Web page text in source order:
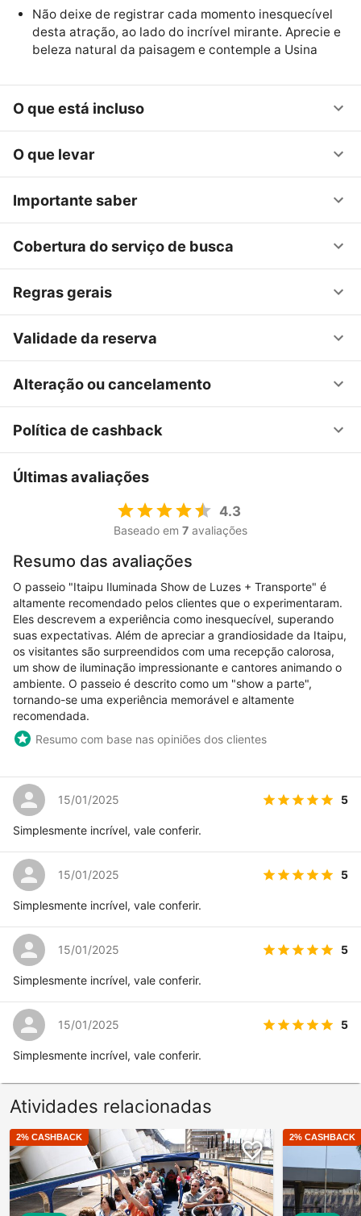
Não deixe de registrar cada momento inesquecível
desta atração, ao lado do incrível mirante. Aprecie e
beleza natural da paisagem e contemple a Usina
O que está incluso
O que levar
Importante saber
Cobertura do serviço de busca
Regras gerais
Validade da reserva
Alteração ou cancelamento
Política de cashback
Últimas avaliações
4.3
Baseado em 7 avaliações
Resumo das avaliações
O passeio "Itaipu Iluminada Show de Luzes + Transporte" é
altamente recomendado pelos clientes que o experimentaram.
Eles descrevem a experiência como inesquecível, superando
suas expectativas. Além de apreciar a grandiosidade da Itaipu,
os visitantes são surpreendidos com uma recepção calorosa,
um show de iluminação impressionante e cantores animando o
ambiente. O passeio é descrito como um "show a parte",
tornando-se uma experiência memorável e altamente
recomendada.
Resumo com base nas opiniões dos clientes
15/01/2025 5
Simplesmente incrível, vale conferir.
15/01/2025 5
Simplesmente incrível, vale conferir.
15/01/2025 5
Simplesmente incrível, vale conferir.
15/01/2025 5
Simplesmente incrível, vale conferir.
Atividades relacionadas
2% CASHBACK 2% CASHBACK